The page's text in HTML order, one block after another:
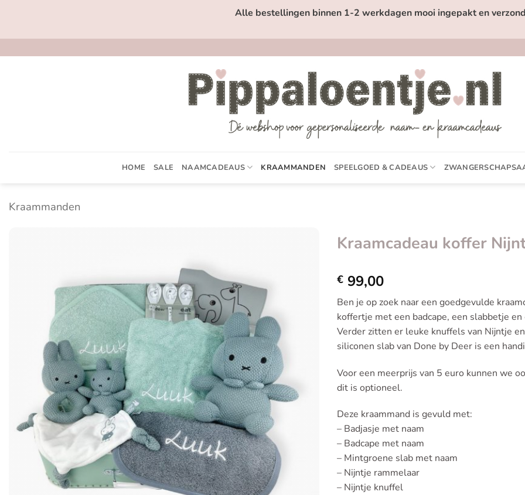
inhoud
Alle bestellingen binnen 1-2 werkdagen mooi ingepakt en
HOME SALE NAAMCADEAUS KRAAMMANDEN SPEELGOED & CADEAUS
Kraammanden
Kraamcadeau koffer
€ 99,00
Ben je op zoek naar een goedgevulde
koffertje met een badcape, een slabbetje
Verder zitten er leuke knuffels van Nijntje
siliconen slab van Done by Deer is een
Voor een meerprijs van 5 euro kunnen we
dit is optioneel.
Deze kraammand is gevuld met:
– Badjasje met naam
– Badcape met naam
– Mintgroene slab met naam
– Nijntje rammelaar
– Nijntje knuffel